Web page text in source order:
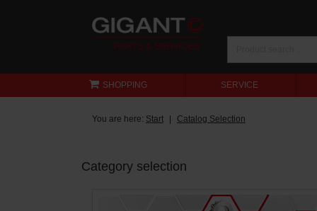
SHOPPING SERVICE
You are here: Start Catalog Selection
Category selection